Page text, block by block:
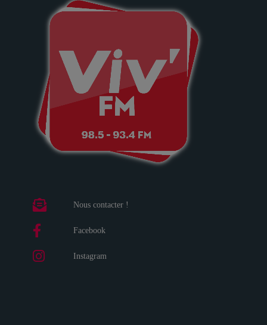
Nous contacter !
Facebook
Instagram